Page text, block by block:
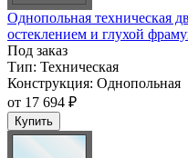
Однопольная техническая
остеклением и глухой
Под заказ
Тип: Техническая
Конструкция: Однопольная
от 17 694 ₽
Купить